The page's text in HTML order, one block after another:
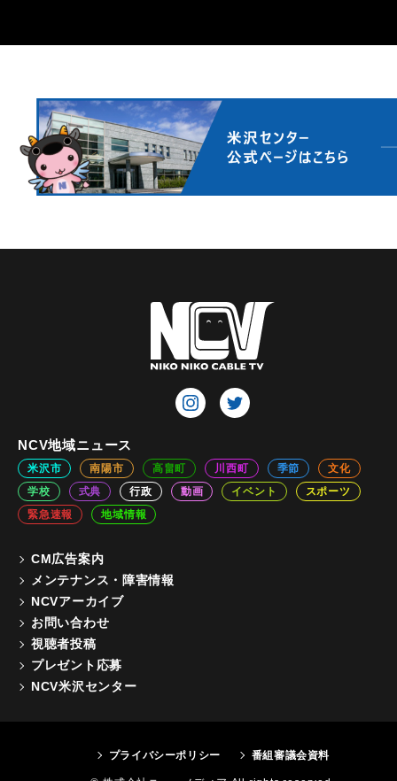
NCV地域ニュース
米沢市 南陽市 高畠町 川西町 季節
文化
学校
式典 行政 動画 イベント
スポーツ
緊急速報
地域情報
CM広告案内
メンテナンス・障害情報
NCVアーカイブ
お問い合わせ
視聴者投稿
プレゼント応募
NCV米沢センター
プライバシーポリシー 番組審議会資料